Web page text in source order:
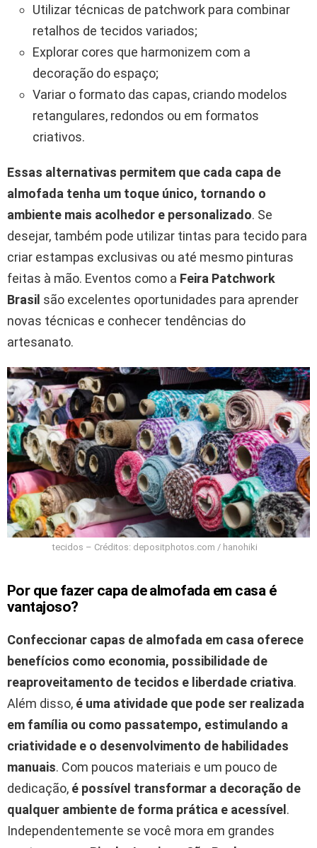
Utilizar técnicas de patchwork para combinar
retalhos de tecidos variados;
Explorar cores que harmonizem com a
decoração do espaço;
Variar o formato das capas, criando modelos
retangulares, redondos ou em formatos
criativos.
Essas alternativas permitem que cada capa de
almofada tenha um toque único, tornando o
ambiente mais acolhedor e personalizado. Se
desejar, também pode utilizar tintas para tecido para
criar estampas exclusivas ou até mesmo pinturas
feitas à mão. Eventos como a Feira Patchwork
Brasil são excelentes oportunidades para aprender
novas técnicas e conhecer tendências do
artesanato.
tecidos – Créditos: depositphotos.com / hanohiki
Por que fazer capa de almofada em casa é
vantajoso?
Confeccionar capas de almofada em casa oferece
benefícios como economia, possibilidade de
reaproveitamento de tecidos e liberdade criativa.
Além disso, é uma atividade que pode ser realizada
em família ou como passatempo, estimulando a
criatividade e o desenvolvimento de habilidades
manuais. Com poucos materiais e um pouco de
dedicação, é possível transformar a decoração de
qualquer ambiente de forma prática e acessível .
Independentemente se você mora em grandes